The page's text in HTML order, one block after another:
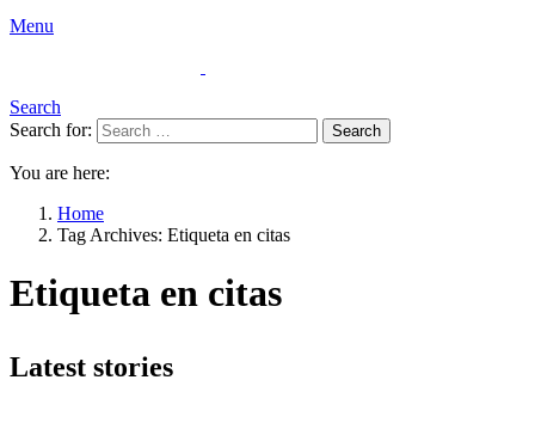
Menu
Search
Search for:
Search
You are here:
Home
Tag Archives: Etiqueta en citas
Etiqueta en citas
Latest stories